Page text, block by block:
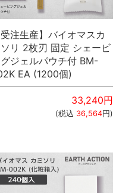
受注生産】バイオマスカ
ソリ 2枚刃 固定 シェービ
ジェルパウチ付 BM-
EA (1200個)
33,240円
(税込 36,564円)